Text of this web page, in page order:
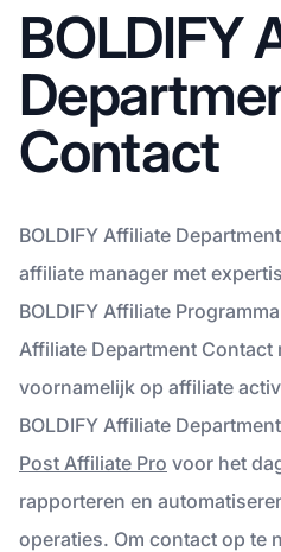
BOLDIFY
Contact
BOLDIFY Affiliate
affiliate manager met
BOLDIFY Affiliate
Affiliate Department Contact
voornamelijk op affiliate
BOLDIFY Affiliate
Post Affiliate Pro voor het
rapporteren en
operaties. Om contact op te